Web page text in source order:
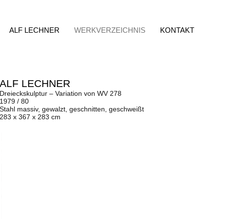
ALF LECHNER WERKVERZEICHNIS KONTAKT
ALF LECHNER
Dreieckskulptur – Variation von WV 278
1979 / 80
Stahl massiv, gewalzt, geschnitten, geschweißt
283 x 367 x 283 cm